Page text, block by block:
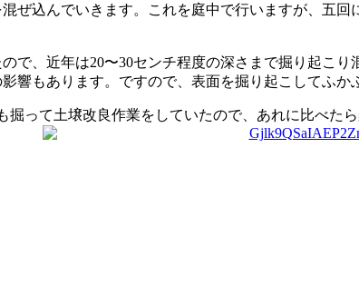
ぜ込んでいきます。これを庭中で行いますが、五
で、近年は20〜30センチ程度の深さまで掘り起こ
響もあります。ですので、表面を掘り起こしてふか
って土壌改良作業をしていたので、あれに比べたら